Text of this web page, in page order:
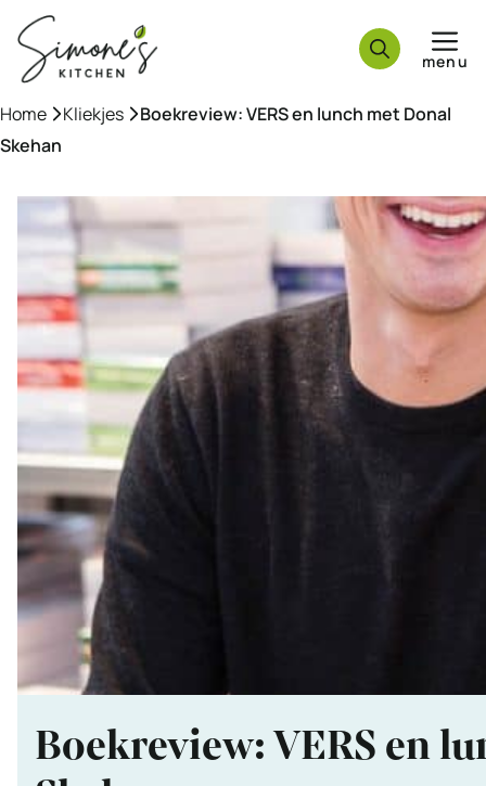
naar
inhoud
menu
Home »Kliekjes »Boekreview: VERS en lunch met Donal
Skehan
Boekreview: VERS en